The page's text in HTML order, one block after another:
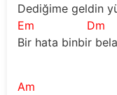
Dediğime geldin
Em
Dm
Bir hata binbir
Am